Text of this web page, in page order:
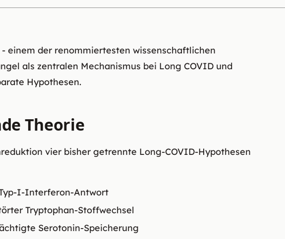
einem der renommiertesten wissenschaftlichen
als zentralen Mechanismus bei Long COVID und
Hypothesen.
Theorie
vier bisher getrennte Long-COVID-Hypothesen
I-Interferon-Antwort
Tryptophan-Stoffwechsel
Serotonin-Speicherung